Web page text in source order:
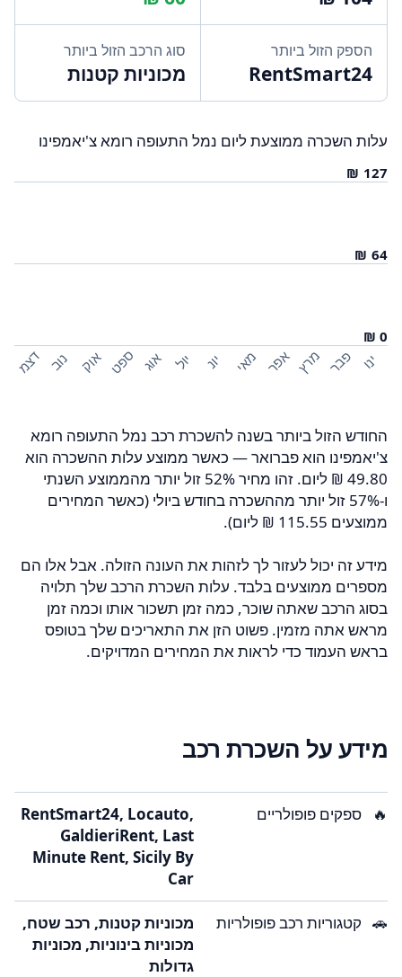
הספק הזול ביותר
RentSmart24
סוג הרכב הזול ביותר
מכוניות קטנות
עלות השכרה ממוצעת ליום נמל התעופה רומא צ'יאמפינו
ינו פבר מרץ אפר מאי יונ יול אוג ספט אוק נוב דצמ
החודש הזול ביותר בשנה להשכרת רכב נמל התעופה רומא
צ'יאמפינו הוא פברואר — כאשר ממוצע עלות ההשכרה הוא
‏49.80 ‏₪ ליום. זהו מחיר 52% זול יותר מהממוצע השנתי
ו-57% זול יותר מההשכרה בחודש ביולי (כאשר המחירים
ממוצעים ‏115.55 ‏₪ ליום).
מידע זה יכול לעזור לך לזהות את העונה הזולה. אבל אלו הם
מספרים ממוצעים בלבד. עלות השכרת הרכב שלך תלויה
בסוג הרכב שאתה שוכר, כמה זמן תשכור אותו וכמה זמן
מראש אתה מזמין. פשוט הזן את התאריכים שלך בטופס
בראש העמוד כדי לראות את המחירים המדויקים.
מידע על השכרת רכב
🔥 ספקים פופולריים
RentSmart24, Locauto,
GaldieriRent, Last
Minute Rent, Sicily By
Car
🚗 קטגוריות רכב פופולריות
מכוניות קטנות, רכב שטח,
מכוניות בינוניות, מכוניות
גדולות